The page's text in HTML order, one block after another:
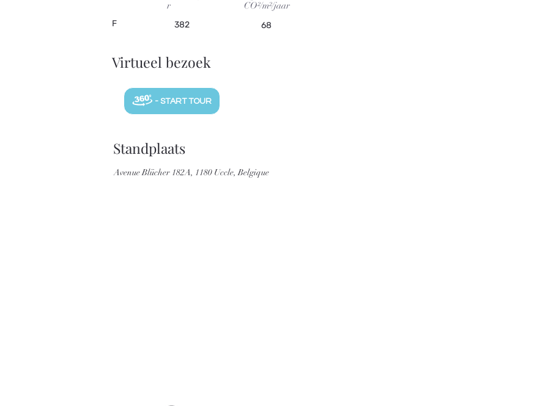
F
r
382
CO²/m²/jaar
68
Virtueel bezoek
- START TOUR
Standplaats
Avenue Blücher 182A, 1180 Uccle, Belgique